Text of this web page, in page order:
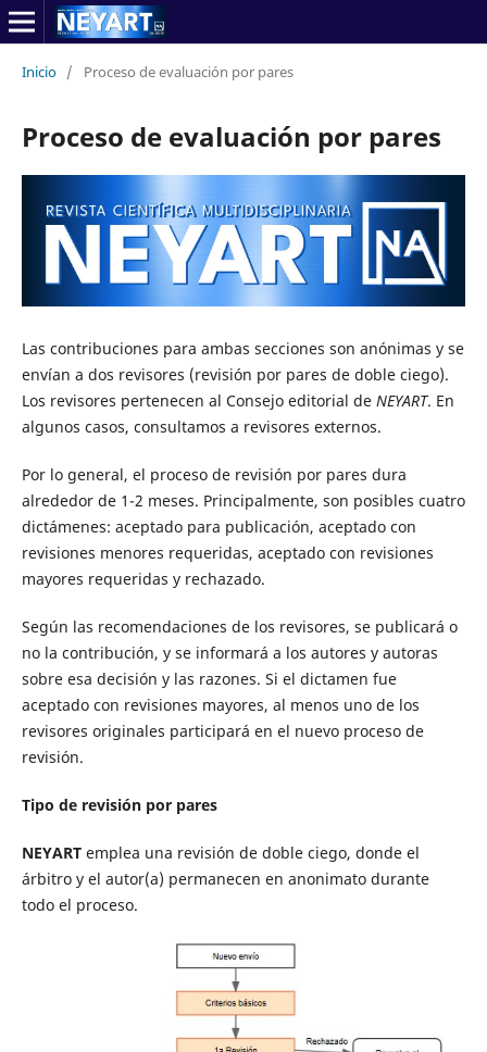
Inicio / Proceso de evaluación por pares
Proceso de evaluación por pares
Las contribuciones para ambas secciones son anónimas y se
envían a dos revisores (revisión por pares de doble ciego).
Los revisores pertenecen al Consejo editorial de NEYART. En
algunos casos, consultamos a revisores externos.
Por lo general, el proceso de revisión por pares dura
alrededor de 1-2 meses. Principalmente, son posibles cuatro
dictámenes: aceptado para publicación, aceptado con
revisiones menores requeridas, aceptado con revisiones
mayores requeridas y rechazado.
Según las recomendaciones de los revisores, se publicará o
no la contribución, y se informará a los autores y autoras
sobre esa decisión y las razones. Si el dictamen fue
aceptado con revisiones mayores, al menos uno de los
revisores originales participará en el nuevo proceso de
revisión.
Tipo de revisión por pares
NEYARTemplea una revisión de doble ciego, donde el
árbitro y el autor(a) permanecen en anonimato durante
todo el proceso.